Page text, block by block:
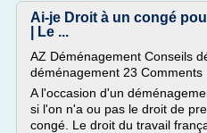
Ai-je Droit à un congé
| Le ...
AZ Déménagement Conseils
déménagement 23 Comments
A l'occasion d'un
si l'on n'a ou pas le droit de
congé. Le droit du travail